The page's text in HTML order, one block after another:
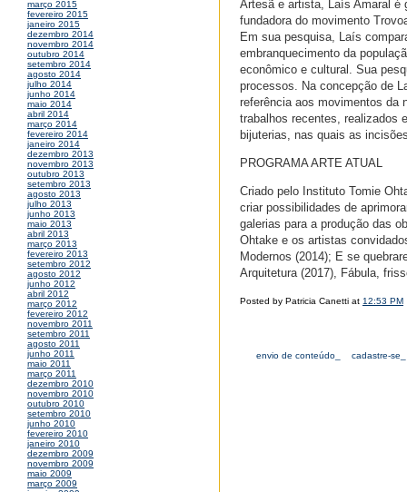
março 2015
fevereiro 2015
janeiro 2015
dezembro 2014
novembro 2014
outubro 2014
setembro 2014
agosto 2014
julho 2014
junho 2014
maio 2014
abril 2014
março 2014
fevereiro 2014
janeiro 2014
dezembro 2013
novembro 2013
outubro 2013
setembro 2013
agosto 2013
julho 2013
junho 2013
maio 2013
abril 2013
março 2013
fevereiro 2013
setembro 2012
agosto 2012
junho 2012
abril 2012
março 2012
fevereiro 2012
novembro 2011
setembro 2011
agosto 2011
junho 2011
maio 2011
março 2011
dezembro 2010
novembro 2010
outubro 2010
setembro 2010
junho 2010
fevereiro 2010
janeiro 2010
dezembro 2009
novembro 2009
maio 2009
março 2009
Artesã e artista, Laís Amaral é
fundadora do movimento
Em sua pesquisa, Laís
embranquecimento da
econômico e cultural. Sua
processos. Na concepção de
referência aos movimentos da
trabalhos recentes, realizados
bijuterias, nas quais as
PROGRAMA ARTE ATUAL
Criado pelo Instituto Tomie
criar possibilidades de
galerias para a produção das
Ohtake e os artistas
Modernos (2014); E se
Arquitetura (2017), Fábula,
Posted by Patricia Canetti at 12:53 PM
envio de conteúdo_ cadastre-se_